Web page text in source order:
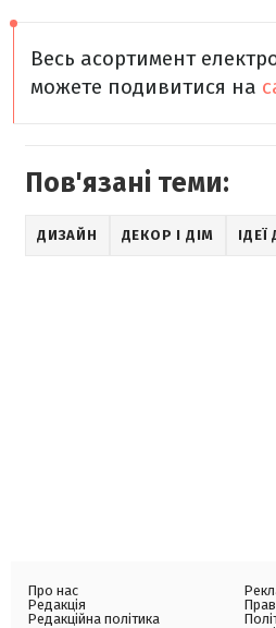
Весь асортимент
можете подивитися на
Пов'язані теми:
ДИЗАЙН ДЕКОР І ДІМ
Про нас
Редакція
Редакційна політика